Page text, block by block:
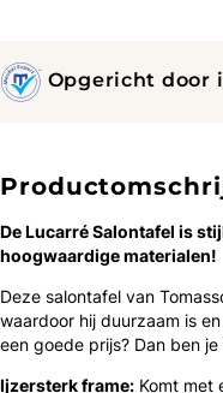
Opgericht door
De Lucarré Salontafel is
hoogwaardige materialen!
Deze salontafel van
waardoor hij duurzaam is
een goede prijs? Dan ben
Ijzersterk frame: Komt met